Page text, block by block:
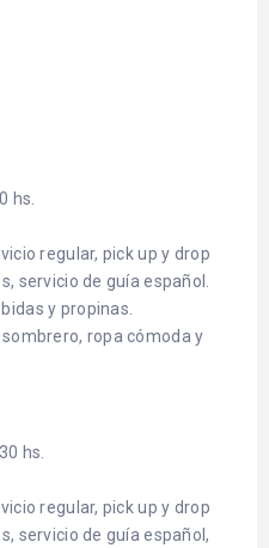
hs.
regular, pick up y drop
servicio de guía español.
y propinas.
ropa cómoda y
hs.
regular, pick up y drop
servicio de guía español,